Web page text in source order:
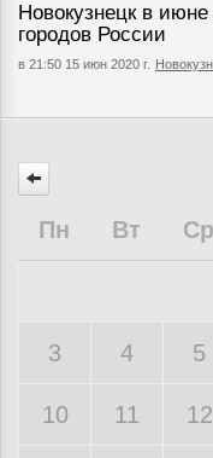
Новокузнецк в
городов России
в 21:50 15 июн 2020 г.
Пн Вт Ср
3 4 5
10 11 12